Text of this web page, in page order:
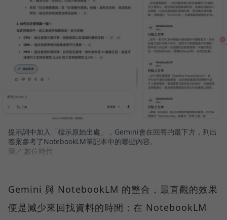
提示詞中加入「標示原始出處」，Gemini會在回答的最下方，列出
答案參考了NotebookLM筆記本中的哪些內容。
圖／ 數位時代
Gemini 與 NotebookLM 的整合，最直觀的效果
便是減少來回找資料的時間：在 NotebookLM